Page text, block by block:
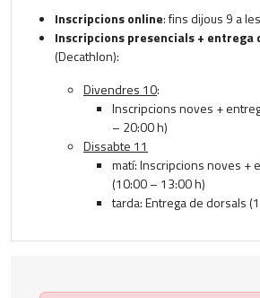
Inscripcions online: fins dijous 9 a
Inscripcions presencials + entrega
(Decathlon):
Divendres 10:
Inscripcions noves +
– 20:00 h)
Dissabte 11
matí: Inscripcions noves +
(10:00 – 13:00 h)
tarda: Entrega de dorsals